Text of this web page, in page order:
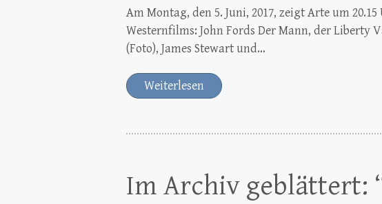
Am Montag, den 5. Juni, 2017, zeigt Arte um
Westernfilms: John Fords Der Mann, der Liberty
(Foto), James Stewart und…
Weiterlesen
Im Archiv geblättert: